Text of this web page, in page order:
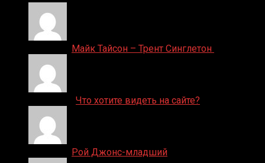
Майк Тайсон – Трент Синглетон
Что хотите видеть на сайте?
Рой Джонс-младший